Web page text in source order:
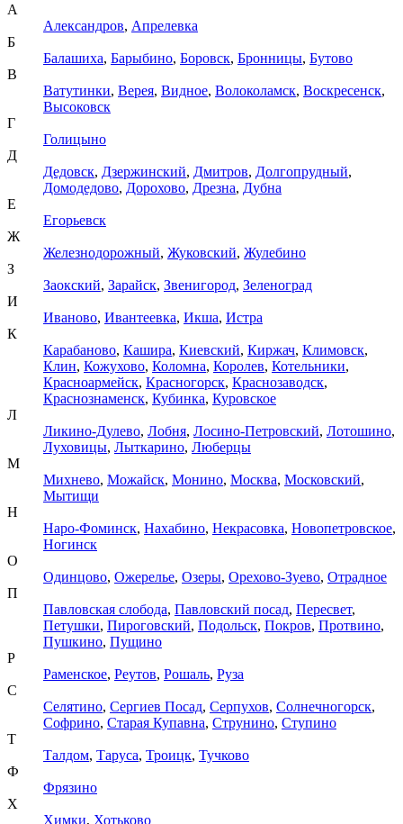
А
Александров, Апрелевка
Б
Балашиха, Барыбино, Боровск, Бронницы, Бутово
В
Ватутинки, Верея, Видное, Волоколамск, Воскресенск,
Высоковск
Г
Голицыно
Д
Дедовск, Дзержинский, Дмитров, Долгопрудный,
Домодедово, Дорохово, Дрезна, Дубна
Е
Егорьевск
Ж
Железнодорожный, Жуковский, Жулебино
З
Заокский, Зарайск, Звенигород, Зеленоград
И
Иваново, Ивантеевка, Икша, Истра
К
Карабаново, Кашира, Киевский, Киржач, Климовск,
Клин, Кожухово, Коломна, Королев, Котельники,
Красноармейск, Красногорск, Краснозаводск,
Краснознаменск, Кубинка, Куровское
Л
Ликино-Дулево, Лобня, Лосино-Петровский, Лотошино,
Луховицы, Лыткарино, Люберцы
М
Михнево, Можайск, Монино, Москва, Московский,
Мытищи
Н
Наро-Фоминск, Нахабино, Некрасовка, Новопетровское,
Ногинск
О
Одинцово, Ожерелье, Озеры, Орехово-Зуево, Отрадное
П
Павловская слобода, Павловский посад, Пересвет,
Петушки, Пироговский, Подольск, Покров, Протвино,
Пушкино, Пущино
Р
Раменское, Реутов, Рошаль, Руза
С
Селятино, Сергиев Посад, Серпухов, Солнечногорск,
Софрино, Старая Купавна, Струнино, Ступино
Т
Талдом, Таруса, Троицк, Тучково
Ф
Фрязино
Х
Химки, Хотьково